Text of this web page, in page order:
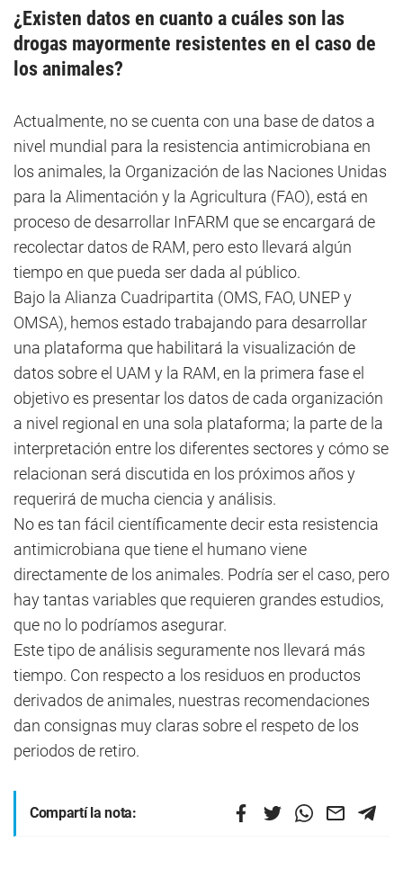
¿Existen datos en cuanto a cuáles son las
drogas mayormente resistentes en el caso de
los animales?
Actualmente, no se cuenta con una base de datos a
nivel mundial para la resistencia antimicrobiana en
los animales, la Organización de las Naciones Unidas
para la Alimentación y la Agricultura (FAO), está en
proceso de desarrollar InFARM que se encargará de
recolectar datos de RAM, pero esto llevará algún
tiempo en que pueda ser dada al público.
Bajo la Alianza Cuadripartita (OMS, FAO, UNEP y
OMSA), hemos estado trabajando para desarrollar
una plataforma que habilitará la visualización de
datos sobre el UAM y la RAM, en la primera fase el
objetivo es presentar los datos de cada organización
a nivel regional en una sola plataforma; la parte de la
interpretación entre los diferentes sectores y cómo se
relacionan será discutida en los próximos años y
requerirá de mucha ciencia y análisis.
No es tan fácil científicamente decir esta resistencia
antimicrobiana que tiene el humano viene
directamente de los animales. Podría ser el caso, pero
hay tantas variables que requieren grandes estudios,
que no lo podríamos asegurar.
Este tipo de análisis seguramente nos llevará más
tiempo. Con respecto a los residuos en productos
derivados de animales, nuestras recomendaciones
dan consignas muy claras sobre el respeto de los
periodos de retiro.
Compartí la nota: